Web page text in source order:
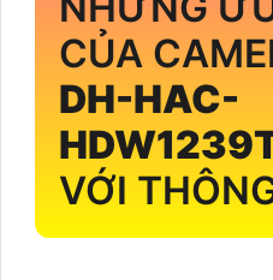
CỦA
DH-HAC-
VỚI